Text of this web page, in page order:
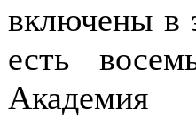
включены в
есть
Академия